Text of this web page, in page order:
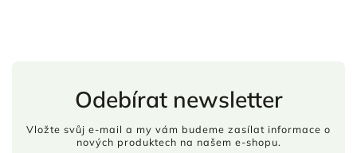
Odebírat newsletter
Vložte svůj e-mail a my vám budeme zasílat informace o
nových produktech na našem e-shopu.